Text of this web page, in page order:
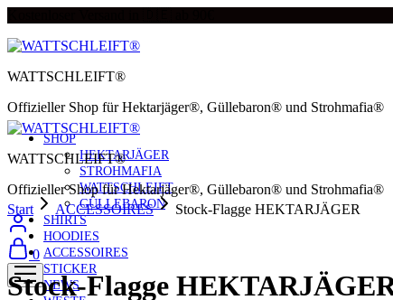
WATTSCHLEIFT®
Offizieller Shop für Hektarjäger®, Güllebaron® und Strohmafia®
SHOP
HEKTARJÄGER
STROHMAFIA
WATTSCHLEIFT
GÜLLEBARON
SHIRTS
HOODIES
ACCESSOIRES
STICKER
NEWS
WATTSCHLEIFT®
Offizieller Shop für Hektarjäger®, Güllebaron® und Strohmafia®
0
Start ACCESSOIRES
Stock-Flagge HEKTARJÄGER
Sale
Stock-Flagge